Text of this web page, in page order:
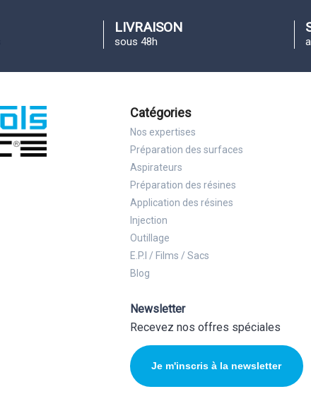
LIVRAISON
sous 48h
Catégories
Nos expertises
Préparation des surfaces
Aspirateurs
Préparation des résines
Application des résines
Injection
Outillage
E.P.I / Films / Sacs
Blog
Newsletter
Recevez nos offres spéciales
Je m'inscris à la newsletter